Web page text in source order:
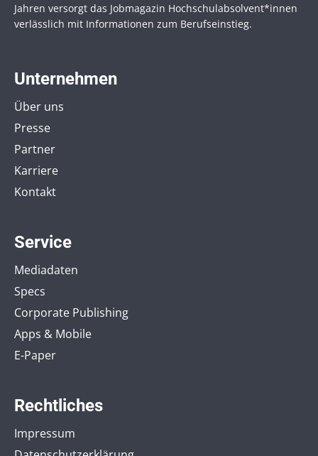
Jahren versorgt das Jobmagazin Hochschul­absolvent*innen
verlässlich mit Informationen zum Berufseinstieg.
Unternehmen
Über uns
Presse
Partner
Karriere
Kontakt
Service
Mediadaten
Specs
Corporate Publishing
Apps & Mobile
E-Paper
Rechtliches
Impressum